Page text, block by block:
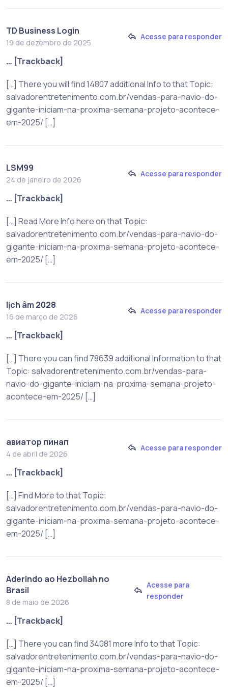
TD Business Login
19 de dezembro de 2025
Acesse para responder
… [Trackback]
[…] There you will find 14807 additional Info to that Topic:
salvadorentretenimento.com.br/vendas-para-navio-do-
gigante-iniciam-na-proxima-semana-projeto-acontece-
em-2025/ […]
LSM99
24 de janeiro de 2026
Acesse para responder
… [Trackback]
[…] Read More Info here on that Topic:
salvadorentretenimento.com.br/vendas-para-navio-do-
gigante-iniciam-na-proxima-semana-projeto-acontece-
em-2025/ […]
lịch âm 2028
16 de março de 2026
Acesse para responder
… [Trackback]
[…] There you can find 78639 additional Information to that
Topic: salvadorentretenimento.com.br/vendas-para-
navio-do-gigante-iniciam-na-proxima-semana-projeto-
acontece-em-2025/ […]
авиатор пинап
4 de abril de 2026
Acesse para responder
… [Trackback]
[…] Find More to that Topic:
salvadorentretenimento.com.br/vendas-para-navio-do-
gigante-iniciam-na-proxima-semana-projeto-acontece-
em-2025/ […]
Aderindo ao Hezbollah no
Brasil
8 de maio de 2026
Acesse para
responder
… [Trackback]
[…] There you can find 34081 more Info to that Topic:
salvadorentretenimento.com.br/vendas-para-navio-do-
gigante-iniciam-na-proxima-semana-projeto-acontece-
em-2025/ […]